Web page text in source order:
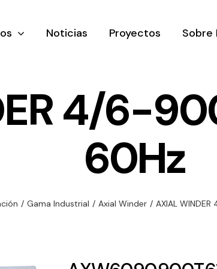
gama
Ventilación
Amplia gama de
equipos de
Noticias Proyectos Sobre
4/6-
60Hz
/ Gama Industrial / Axial Winder / AXIAL